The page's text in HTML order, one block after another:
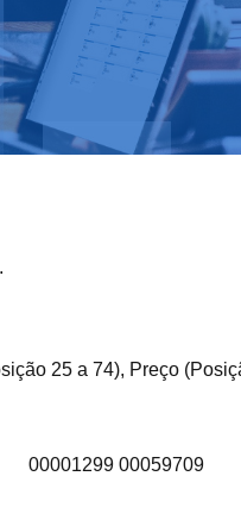
25 a 74), Preço
00059709